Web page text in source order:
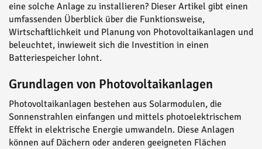
eine solche Anlage zu installieren? Dieser Artikel gibt einen
umfassenden Überblick über die Funktionsweise,
Wirtschaftlichkeit und Planung von Photovoltaikanlagen und
beleuchtet, inwieweit sich die Investition in einen
Batteriespeicher lohnt.
Grundlagen von Photovoltaikanlagen
Photovoltaikanlagen bestehen aus Solarmodulen, die
Sonnenstrahlen einfangen und mittels photoelektrischem
Effekt in elektrische Energie umwandeln. Diese Anlagen
können auf Dächern oder anderen geeigneten Flächen